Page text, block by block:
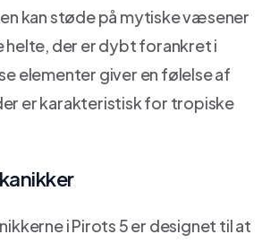
kan støde på mytiske væsener
helte, der er dybt forankret i
elementer giver en følelse af
er karakteristisk for tropiske
i Pirots 5 er designet til at